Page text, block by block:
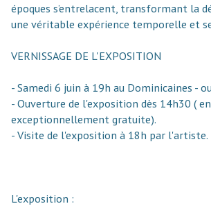
époques s’entrelacent, transformant la
une véritable expérience temporelle et
VERNISSAGE DE L'EXPOSITION
- Samedi 6 juin à 19h au Dominicaines -
- Ouverture de l'exposition dès 14h30 (
exceptionnellement gratuite).
- Visite de l'exposition à 18h par l'artiste.
L'exposition :